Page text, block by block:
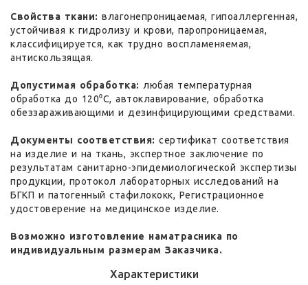
Свойства ткани: влагонепроницаемая, гипоаллергенная,
устойчивая к гидролизу и крови, паропроницаемая,
классифицируется, как трудно воспламеняемая,
антискользящая.
Допустимая обработка: любая температурная
обработка до 120⁰С, автоклавирование, обработка
обеззараживающими и дезинфицирующими средствами.
Документы соответствия: сертификат соответствия
на изделие и на ткань, экспертное заключение по
результатам санитарно-эпидемиологической экспертизы
продукции, протокол лабораторных исследований на
БГКП и патогенный стафилококк, Регистрационное
удостоверение на медицинское изделие.
Возможно изготовление наматрасника по
индивидуальным размерам Заказчика.
Характеристики